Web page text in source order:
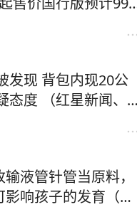
发现 背包内现20公
度 （红星新闻、
液管针管当原料，
响孩子的发育（央